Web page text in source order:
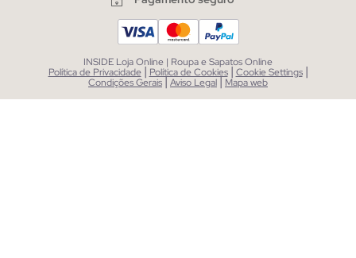
INSIDE Loja Online | Roupa e Sapatos Online
Política de Privacidade | Política de Cookies | Cookie Settings |
Condições Gerais|Aviso Legal| Mapa web